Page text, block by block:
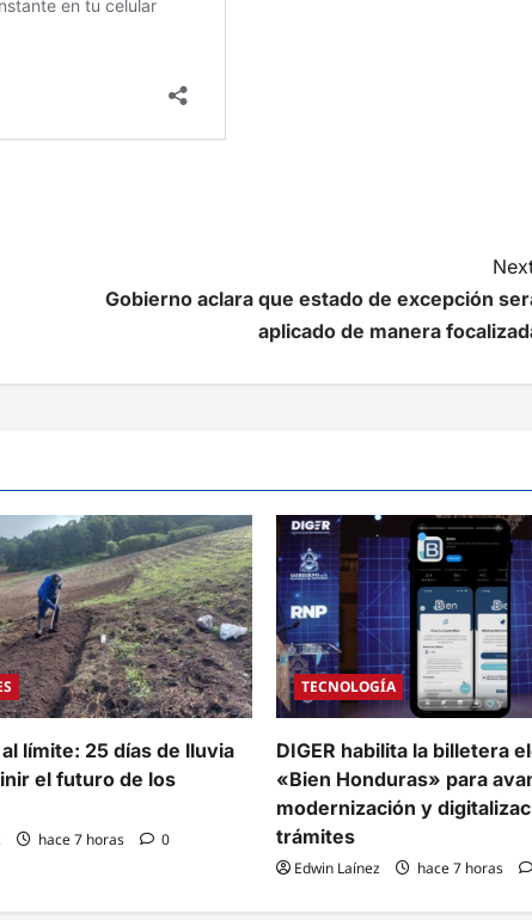
Gobierno aclara que estado de excepción
aplicado de manera
límite: 25 días de lluvia
el futuro de los
hace 7 horas 0
TECNOLOGÍA
DIGER habilita la billetera
«Bien Honduras» para
modernización y
trámites
Edwin Laínez hace 7 horas